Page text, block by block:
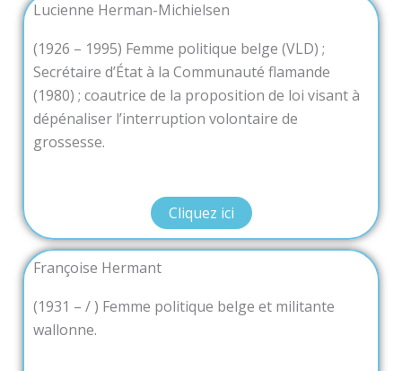
Lucienne Herman-Michielsen
(1926 – 1995) Femme politique belge (VLD) ;
Secrétaire d’État à la Communauté flamande
(1980) ; coautrice de la proposition de loi visant à
dépénaliser l’interruption volontaire de
grossesse.
Cliquez ici
Françoise Hermant
(1931 – / ) Femme politique belge et militante
wallonne.